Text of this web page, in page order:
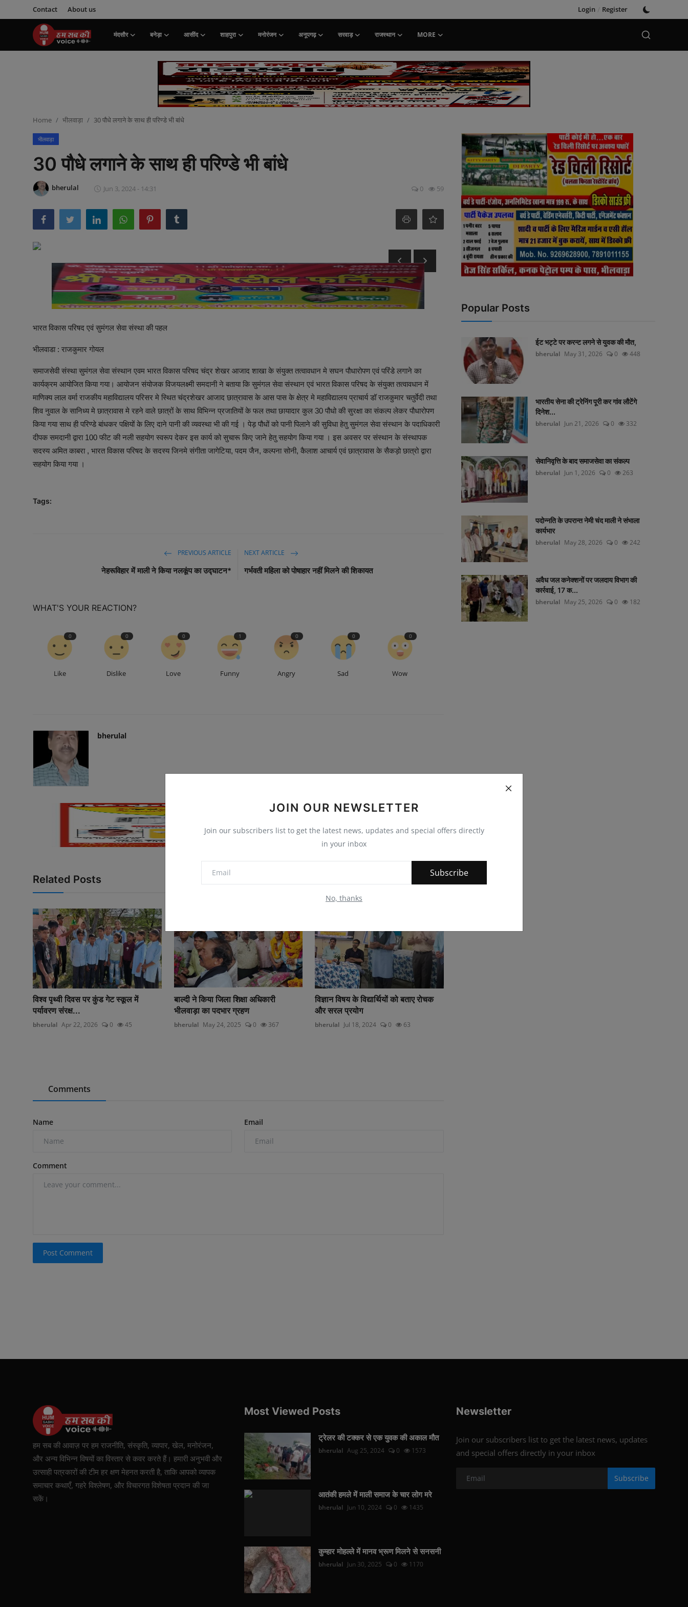
Contact About us Login / Register
मंदसौर बनेड़ा आसींद शाहपुरा मनोरंजन अनूपगढ़ सरवाड़ राजस्थान MORE
JOIN OUR NEWSLETTER
Join our subscribers list to get the latest news, updates and special offers directly
in your inbox
Subscribe
No, thanks
Home भीलवाड़ा 30 पौधे लगाने के साथ ही परिण्डे भी बांधे
भीलवाड़ा
30 पौधे लगाने के साथ ही परिण्डे भी बांधे
bherulal Jun 3, 2024 - 14:31 0 59
भारत विकास परिषद एवं सुमंगल सेवा संस्था की पहल
भीलवाडा : राजकुमार गोयल
समाजसेवी संस्था सुमंगल सेवा संस्थान एवम भारत विकास परिषद चंद्र शेखर आजाद शाखा के संयुक्त तत्वावधान मे सघन पौधारोपण एवं परिंडे लगाने का
कार्यक्रम आयोजित किया गया। आयोजन संयोजक विजयलक्ष्मी समदानी ने बताया कि सुमंगल सेवा संस्थान एवं भारत विकास परिषद के संयुक्त तत्वावधान में
माणिक्य लाल वर्मा राजकीय महाविद्यालय परिसर मे स्थित चंद्रशेखर आजाद छात्रावास के आस पास के क्षेत्र मे महाविद्यालय प्राचार्य डॉ राजकुमार चतुर्वेदी तथा
शिव नुवाल के सानिध्य मे छात्रावास मे रहने वाले छात्रों के साथ विभिन्न प्रजातियों के फल तथा छायादार कुल 30 पौधो की सुरक्षा का संकल्प लेकर पौधारोपण
किया गया साथ ही परिण्डे बांधकर पक्षियों के लिए दाने पानी की व्यवस्था भी की गई । पेड़ पौधों को पानी पिलाने की सुविधा हेतु सुमंगल सेवा संस्थान के पदाधिकारी
दीपक समदानी द्वारा 100 फीट की नली सहयोग स्वरूप देकर इस कार्य को सुचारू किए जाने हेतु सहयोग किया गया । इस अवसर पर संस्थान के संस्थापक
सदस्य अमित काबरा , भारत विकास परिषद के सदस्य जिनमे संगीता जागेटिया, पदम जैन, कल्पना सोनी, कैलाश आचार्य एवं छात्रावास के सैकड़ो छात्रो द्वारा
सहयोग किया गया ।
Tags:
PREVIOUS ARTICLE
नेहरूविहार में माली ने किया नलकूंप का उद्घाटन*
NEXT ARTICLE
गर्भवती महिला को पोषाहार नहीं मिलने की शिकायत
WHAT'S YOUR REACTION?
0
Like
0
Dislike
0
Love
1
Funny
0
Angry
0
Sad
0
Wow
bherulal
Related Posts
विश्व पृथ्वी दिवस पर कुंड गेट स्कूल में
पर्यावरण संरक्ष...
bherulal Apr 22, 2026 0 45
बाल्दी ने किया जिला शिक्षा अधिकारी
भीलवाड़ा का पदभार ग्रहण
bherulal May 24, 2025 0 367
विज्ञान विषय के विद्यार्थियों को बताए रोचक
और सरल प्रयोग
bherulal Jul 18, 2024 0 63
Comments
Name Email
Comment
Post Comment
Popular Posts
ईट भट्टे पर करन्ट लगने से युवक की मौत,
bherulal May 31, 2026 0 448
भारतीय सेना की ट्रेनिंग पूरी कर गांव लौटेंगे
दिनेश...
bherulal Jun 21, 2026 0 332
सेवानिवृत्ति के बाद समाजसेवा का संकल्प
bherulal Jun 1, 2026 0 263
पदोन्नति के उपरान्त नेमी चंद माली ने संभाला
कार्यभार
bherulal May 28, 2026 0 242
अवैध जल कनेक्शनों पर जलदाय विभाग की
कार्रवाई, 17 क...
bherulal May 25, 2026 0 182
हम सब की आवाज़ पर हम राजनीति, संस्कृति, व्यापार, खेल, मनोरंजन,
और अन्य विभिन्न विषयों का विस्तार से कवर करते हैं। हमारी अनुभवी और
उत्साही पत्रकारों की टीम हर क्षण मेहनत करती है, ताकि आपको व्यापक
समाचार कथाएँ, गहरे विश्लेषण, और विचारगत विशेषता प्रदान की जा
सकें।
Most Viewed Posts
ट्रेलर की टक्कर से एक युवक की अकाल मौत
bherulal Aug 25, 2024 0 1573
आतंकी हमले में माली समाज के चार लोग मरे
bherulal Jun 10, 2024 0 1435
कुम्हार मोहल्ले में मानव भ्रूण मिलने से सनसनी
bherulal Jun 30, 2025 0 1170
Newsletter
Join our subscribers list to get the latest news, updates
and special offers directly in your inbox
Subscribe